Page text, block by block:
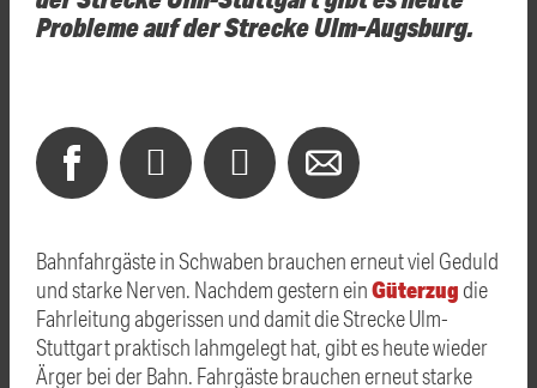
Probleme auf der Strecke Ulm-Augsburg.
Bahnfahrgäste in Schwaben brauchen erneut viel Geduld
und starke Nerven. Nachdem gestern einGüterzug die
Fahrleitung abgerissen und damit die Strecke Ulm-
Stuttgart praktisch lahmgelegt hat, gibt es heute wieder
Ärger bei der Bahn. Fahrgäste brauchen erneut starke